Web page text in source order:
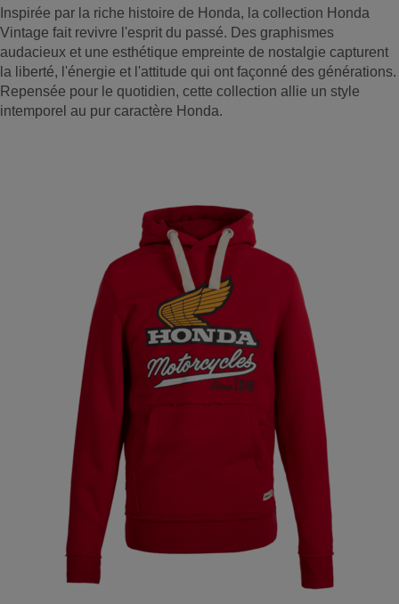
Inspirée par la riche histoire de Honda, la collection Honda
Vintage fait revivre l'esprit du passé. Des graphismes
audacieux et une esthétique empreinte de nostalgie capturent
la liberté, l'énergie et l'attitude qui ont façonné des générations.
Repensée pour le quotidien, cette collection allie un style
intemporel au pur caractère Honda.